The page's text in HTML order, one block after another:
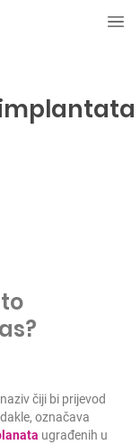
čiji bi prijevod
označava
ugrađenih u